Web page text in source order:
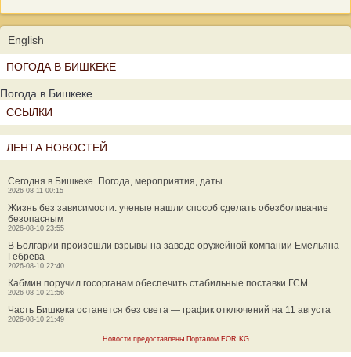
English
ПОГОДА В БИШКЕКЕ
Погода в Бишкеке
ССЫЛКИ
ЛЕНТА НОВОСТЕЙ
Сегодня в Бишкеке. Погода, мероприятия, даты
2026-08-11 00:15
Жизнь без зависимости: ученые нашли способ сделать обезболивание
безопасным
2026-08-10 23:55
В Болгарии произошли взрывы на заводе оружейной компании Емельяна
Гебрева
2026-08-10 22:40
Кабмин поручил госорганам обеспечить стабильные поставки ГСМ
2026-08-10 21:56
Часть Бишкека останется без света — график отключений на 11 августа
2026-08-10 21:49
Новости предоставлены Порталом FOR.KG